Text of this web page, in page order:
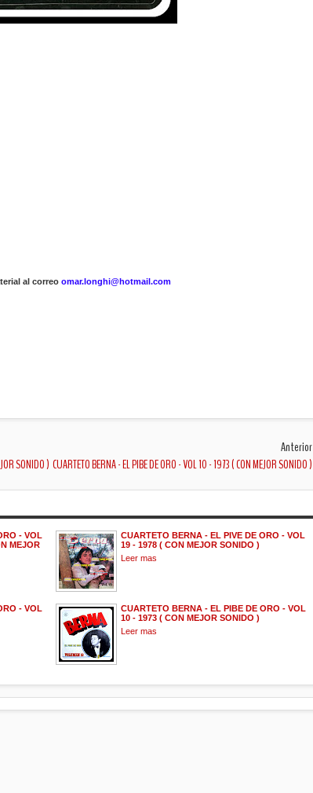
al correo omar.longhi@hotmail.com
SONIDO )
Anterior
CUARTETO BERNA - EL PIBE DE ORO - VOL 10 - 1973 ( CON MEJOR SONIDO )
- VOL
MEJOR
CUARTETO BERNA - EL PIVE DE ORO - VOL
19 - 1978 ( CON MEJOR SONIDO )
Leer mas
- VOL
CUARTETO BERNA - EL PIBE DE ORO - VOL
10 - 1973 ( CON MEJOR SONIDO )
Leer mas